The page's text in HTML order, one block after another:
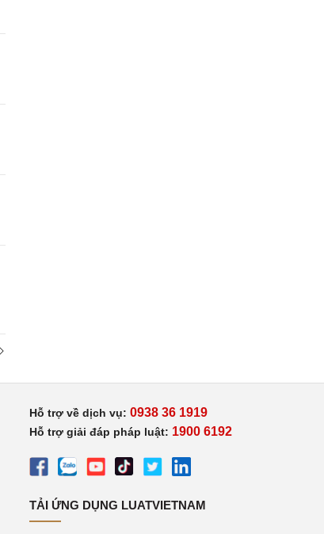
Hỗ trợ về dịch vụ: 0938 36 1919
Hỗ trợ giải đáp pháp luật: 1900 6192
TẢI ỨNG DỤNG LUATVIETNAM